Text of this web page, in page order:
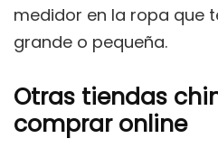
medidor en la ropa que
grande o pequeña.
Otras tiendas
comprar online